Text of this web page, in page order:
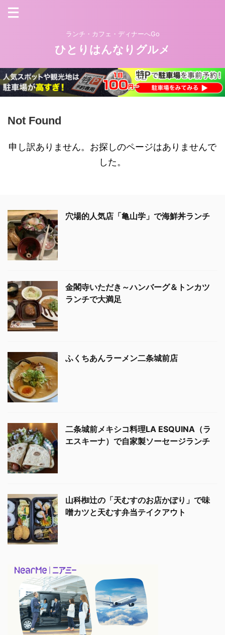
ランチ・カフェ・ディナーへGo
ひとりはんなりグルメ
Not Found
申し訳ありません。お探しのページはありませんで
した。
穴場的人気店「亀山学」で海鮮丼ランチ
金閣寺いただき～ハンバーグ＆トンカツ
ランチで大満足
ふくちあんラーメン二条城前店
二条城前メキシコ料理LA ESQUINA（ラ
エスキーナ）で自家製ソーセージランチ
山科椥辻の「天むすのお店かぽり」で味
噌カツと天むす弁当テイクアウト